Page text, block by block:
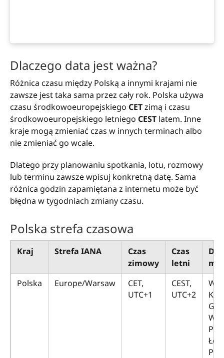
Dlaczego data jest ważna?
Różnica czasu między Polską a innymi krajami nie
zawsze jest taka sama przez cały rok. Polska używa
czasu środkowoeuropejskiego CETzimą i czasu
środkowoeuropejskiego letniego CEST latem. Inne
kraje mogą zmieniać czas w innych terminach albo
nie zmieniać go wcale.
Dlatego przy planowaniu spotkania, lotu, rozmowy
lub terminu zawsze wpisuj konkretną datę. Sama
różnica godzin zapamiętana z internetu może być
błędna w tygodniach zmiany czasu.
Polska strefa czasowa
Kraj Strefa IANA
Czas
zimowy
Czas
letni
Polska
Europe/Warsaw
CET,
UTC+1
CEST,
UTC+2